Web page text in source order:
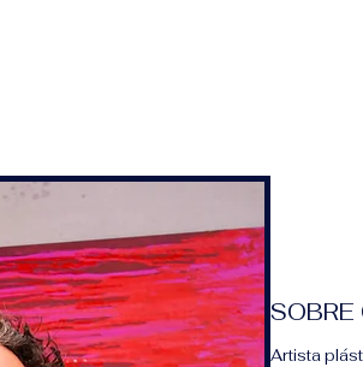
Artista